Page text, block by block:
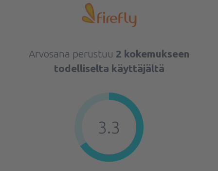
Arvosana perustuu 2 kokemukseen
todelliselta käyttäjältä
3.3